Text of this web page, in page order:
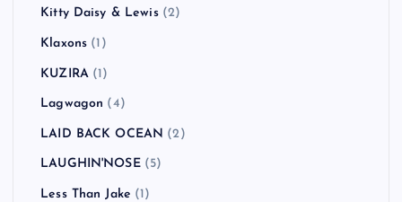
Kitty Daisy & Lewis(2)
Klaxons (1)
KUZIRA(1)
Lagwagon (4)
LAID BACK OCEAN (2)
LAUGHIN'NOSE(5)
Less Than Jake (1)